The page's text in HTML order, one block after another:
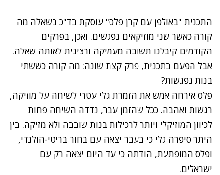
התכנית "באולפן עם קרן פלס" עוסקת בד"כ בשאלה מה
קורה כאשר שני מוזיקאים נפגשים. ואכן, בפרקים
הקודמים קיבלנו תשובה מעמיקה ורצינית לאותה שאלה.
אבל הפעם בתכנית, פרק קצת שונה: מה קורה כששתי
בנות נפגשות?
פלס אירחה אמש את הזמרת גלי עטרי לשיחה על מוזיקה,
רגשות ואהבה. ככל שהזמן עבר, נדדה השיחה פחות
לכיוון המוזיקלי ויותר לרכילות בנות שובבה ולא מזיקה. בין
היתר סיפרה גלי כי בעבר יצאה עם בחור בריטי-הולנדי,
ופלס המופתעת, הודתה כי עד היום יצאה רק עם
ישראלים.